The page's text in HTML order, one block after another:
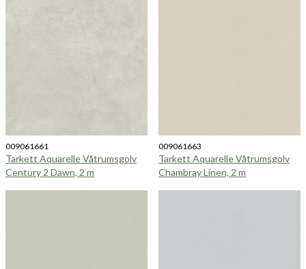
009061661
Tarkett Aquarelle Våtrumsgolv
Century 2 Dawn, 2 m
009061663
Tarkett Aquarelle Våtrumsgolv
Chambray Linen, 2 m